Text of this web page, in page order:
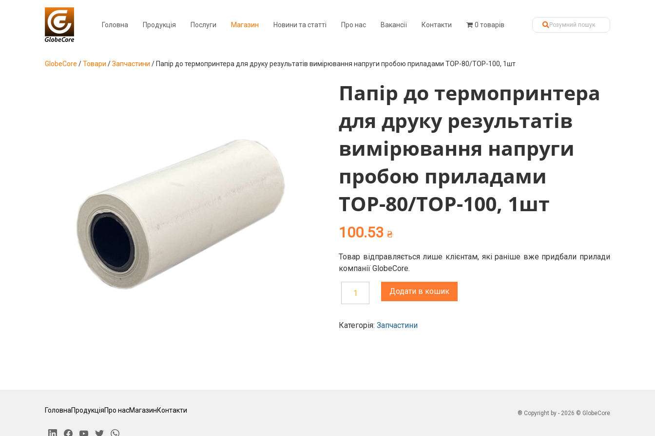
Головна Продукція Послуги Магазин Новини та статті Про нас Вакансії Контакти 0 товарів
GlobeCore /Товари /Запчастини / Папір до термопринтера для друку результатів вимірювання напруги пробою приладами ТОР-80/ТОР-100, 1шт
Папір до термопринтера
для друку результатів
вимірювання напруги
пробою приладами
ТОР-80/ТОР-100, 1шт
100.53₴
Товар відправляється лише клієнтам, які раніше вже придбали прилади
компанії GlobeCore.
Папір
термопринтера
Додати в кошик
Категорія:Запчастини
ГоловнаПродукціяПро насМагазинКонтакти ® Copyright by - 2026 © GlobeCore